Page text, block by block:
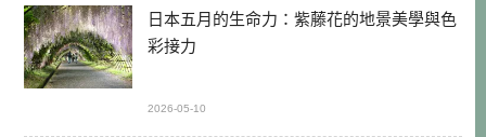
日本五月的生命力：紫藤花的地景美學與色
彩接力
2026-05-10